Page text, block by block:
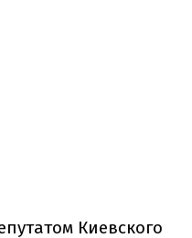
Киевского